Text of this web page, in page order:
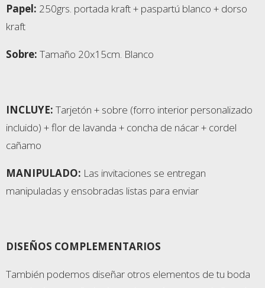
Papel: 250grs. portada kraft + paspartú blanco + dorso
kraft
Sobre: Tamaño 20x15cm. Blanco
INCLUYE: Tarjetón + sobre (forro interior personalizado
incluido) + flor de lavanda + concha de nácar + cordel
cañamo
MANIPULADO: Las invitaciones se entregan
manipuladas y ensobradas listas para enviar
DISEÑOS COMPLEMENTARIOS
También podemos diseñar otros elementos de tu boda